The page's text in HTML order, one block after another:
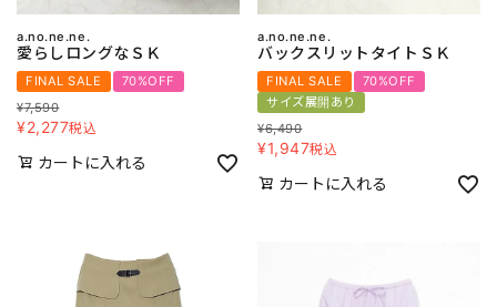
a.no.ne.ne.
愛らしロングなＳＫ
FINAL SALE
70%OFF
¥7,590
¥2,277税込
カートに入れる
a.no.ne.ne.
バックスリットタイトＳＫ
FINAL SALE
70%OFF
サイズ展開あり
¥6,490
¥1,947税込
カートに入れる